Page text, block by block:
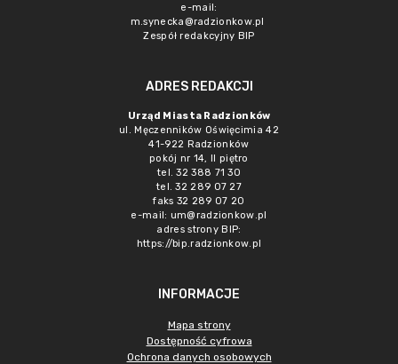
e-mail:
m.synecka@radzionkow.pl
Zespół redakcyjny BIP
ADRES REDAKCJI
Urząd Miasta Radzionków
ul. Męczenników Oświęcimia 42
41-922 Radzionków
pokój nr 14, II piętro
tel. 32 388 71 30
tel. 32 289 07 27
faks 32 289 07 20
e-mail: um@radzionkow.pl
adres strony BIP:
https://bip.radzionkow.pl
INFORMACJE
Mapa strony
Dostępność cyfrowa
Ochrona danych osobowych